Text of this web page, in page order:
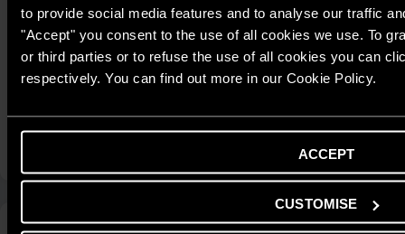
to provide social media features and to analyse our traffic
"Accept" you consent to the use of all cookies we use. To
or third parties or to refuse the use of all cookies you can
respectively. You can find out more in our Cookie Policy.
ACCEPT
CUSTOMISE
NUOS PLUS WIFI
KHÁM PHÁ